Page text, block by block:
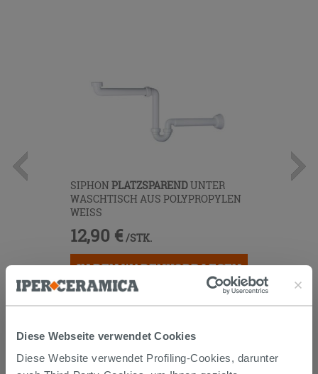
Diese Webseite verwendet Cookies
Diese Website verwendet Profiling-Cookies, darunter
SIPHON PLATZSPARENDUNTER
WASCHTISCH AUS POLYPROPYLEN
WEISS
12,90 € /STK.
IN DEN WARENKORB LEGEN